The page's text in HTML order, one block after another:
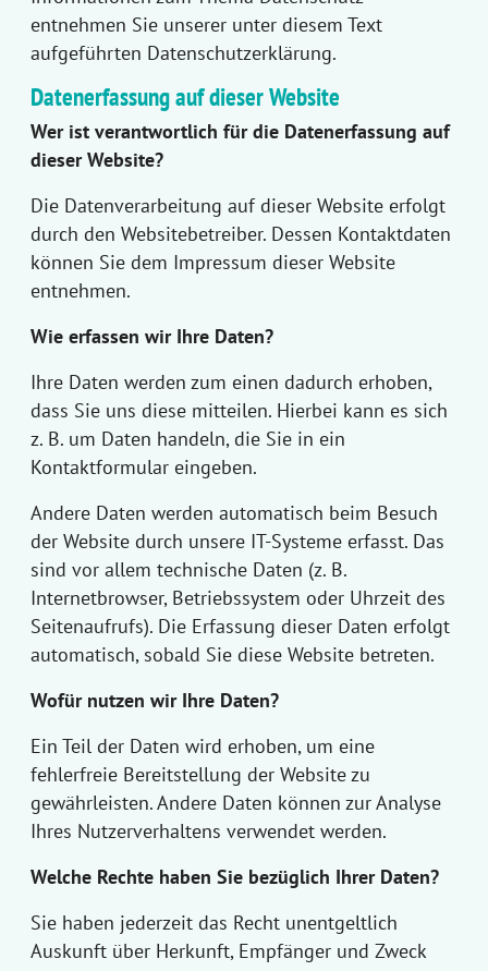
entnehmen Sie unserer unter diesem Text
aufgeführten Datenschutzerklärung.
Datenerfassung auf dieser Website
Wer ist verantwortlich für die Datenerfassung auf
dieser Website?
Die Datenverarbeitung auf dieser Website erfolgt
durch den Websitebetreiber. Dessen Kontaktdaten
können Sie dem Impressum dieser Website
entnehmen.
Wie erfassen wir Ihre Daten?
Ihre Daten werden zum einen dadurch erhoben,
dass Sie uns diese mitteilen. Hierbei kann es sich
z. B. um Daten handeln, die Sie in ein
Kontaktformular eingeben.
Andere Daten werden automatisch beim Besuch
der Website durch unsere IT-Systeme erfasst. Das
sind vor allem technische Daten (z. B.
Internetbrowser, Betriebssystem oder Uhrzeit des
Seitenaufrufs). Die Erfassung dieser Daten erfolgt
automatisch, sobald Sie diese Website betreten.
Wofür nutzen wir Ihre Daten?
Ein Teil der Daten wird erhoben, um eine
fehlerfreie Bereitstellung der Website zu
gewährleisten. Andere Daten können zur Analyse
Ihres Nutzerverhaltens verwendet werden.
Welche Rechte haben Sie bezüglich Ihrer Daten?
Sie haben jederzeit das Recht unentgeltlich
Auskunft über Herkunft, Empfänger und Zweck